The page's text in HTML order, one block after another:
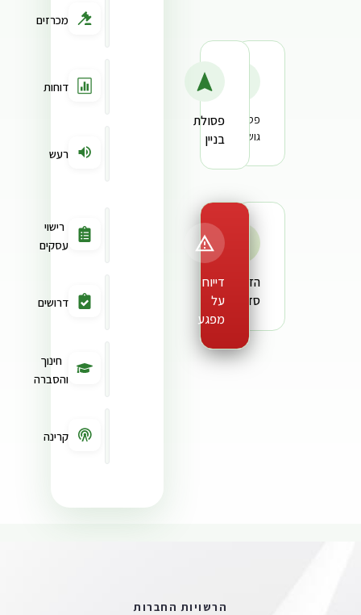
פסולת
גושתית
פסולת
בניין
הזמנת
סדנה
דייוח
על
מפגע
מכרזים
דוחות
רעש
רישוי
עסקים
דרושים
חינוך
והסברה
קרינה
הרשויות החברות